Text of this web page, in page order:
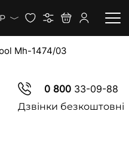
Mh-1474/03
0 80033-09-88
Дзвінки безкоштовні